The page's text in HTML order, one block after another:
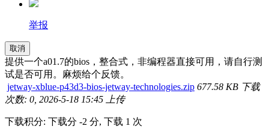
举报
取消
提供一个a01.7的bios，整合式，非编程器直接可用，请自行测
试是否可用。麻烦给个反馈。
jetway-xblue-p43d3-bios-jetway-technologies.zip 677.58 KB 下载
次数: 0, 2026-5-18 15:45 上传
下载积分: 下载分 -2 分, 下载 1 次